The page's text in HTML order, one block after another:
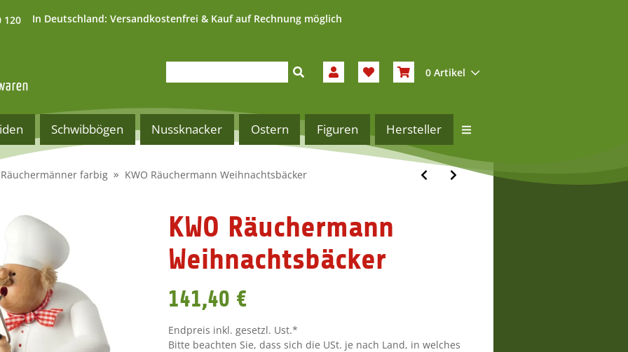
120 In Deutschland: Versandkostenfrei & Kauf auf Rechnung möglich
0 Artikel
Schwibbögen Nussknacker Ostern Figuren Hersteller
Räuchermänner farbig KWO Räuchermann Weihnachtsbäcker
KWO Räuchermann
Weihnachtsbäcker
141,40 €
Endpreis inkl. gesetzl. Ust.*
Bitte beachten Sie, dass sich die USt. je nach Land, in welches